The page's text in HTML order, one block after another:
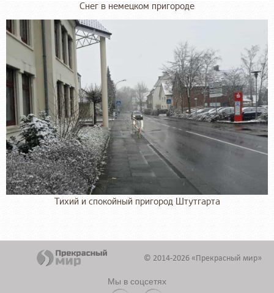
Снег в немецком пригороде
Тихий и спокойный пригород Штутгарта
© 2014-2026 «Прекрасный мир»
Мы в соцсетях